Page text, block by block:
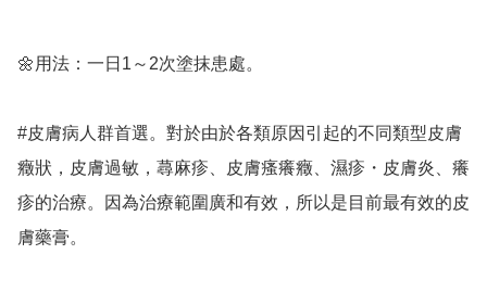
🌼用法：一日1～2次塗抹患處。
#皮膚病人群首選。對於由於各類原因引起的不同類型皮膚
癥狀，皮膚過敏，蕁麻疹、皮膚瘙癢癥、濕疹・皮膚炎、癢
疹的治療。因為治療範圍廣和有效，所以是目前最有效的皮
膚藥膏。